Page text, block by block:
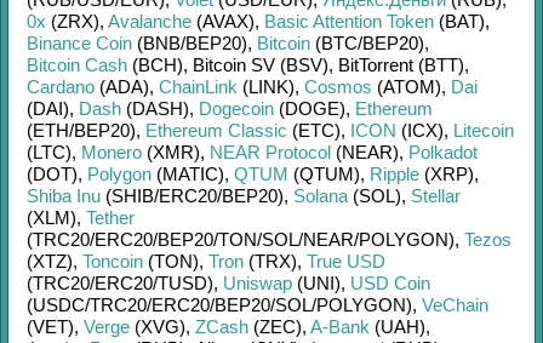
0x (ZRX), Avalanche (AVAX), Basic Attention Token (BAT),
Binance Coin (BNB/BEP20), Bitcoin (BTC/BEP20),
Bitcoin Cash (BCH), Bitcoin SV (BSV), BitTorrent (BTT),
Cardano (ADA), ChainLink (LINK), Cosmos (ATOM), Dai
(DAI), Dash (DASH), Dogecoin (DOGE), Ethereum
(ETH/BEP20), Ethereum Classic (ETC), ICON (ICX), Litecoin
(LTC), Monero (XMR), NEAR Protocol (NEAR), Polkadot
(DOT), Polygon (MATIC), QTUM (QTUM), Ripple (XRP),
Shiba Inu (SHIB/ERC20/BEP20), Solana (SOL), Stellar
(XLM), Tether
(TRC20/ERC20/BEP20/TON/SOL/NEAR/POLYGON), Tezos
(XTZ), Toncoin (TON), Tron (TRX), True USD
(TRC20/ERC20/TUSD), Uniswap (UNI), USD Coin
(USDC/TRC20/ERC20/BEP20/SOL/POLYGON), VeChain
(VET), Verge (XVG), ZCash (ZEC), A-Bank (UAH),